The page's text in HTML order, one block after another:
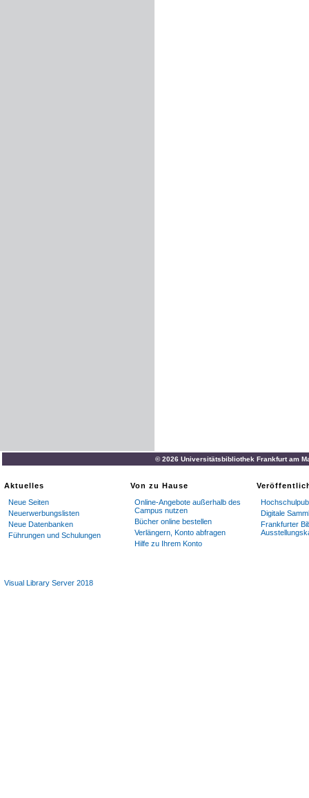
© 2026 Universitätsbibliothek Frankfurt am
Aktuelles
Neue Seiten
Neuerwerbungslisten
Neue Datenbanken
Führungen und Schulungen
Von zu Hause
Online-Angebote außerhalb des
Campus nutzen
Bücher online bestellen
Verlängern, Konto abfragen
Hilfe zu Ihrem Konto
Digitale
Frankfurter
Visual Library Server 2018